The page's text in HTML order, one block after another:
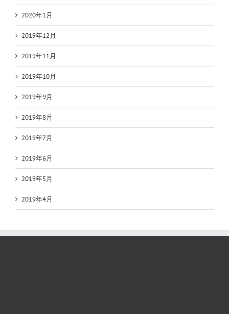
2020年1月
2019年12月
2019年11月
2019年10月
2019年9月
2019年8月
2019年7月
2019年6月
2019年5月
2019年4月